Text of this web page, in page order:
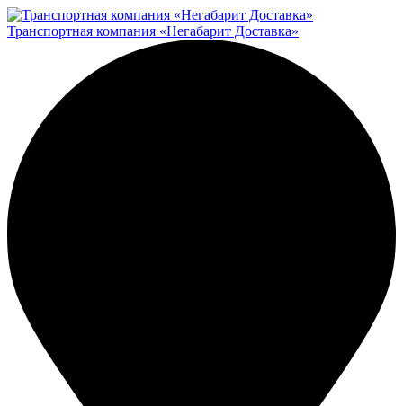
Транспортная компания «Негабарит Доставка»